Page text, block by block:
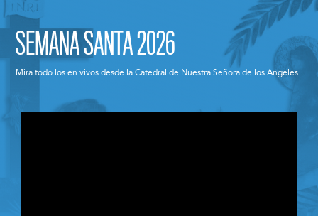
SEMANA SANTA 2026
Mira todo los en vivos desde la Catedral de Nuestra Señora de los Angeles